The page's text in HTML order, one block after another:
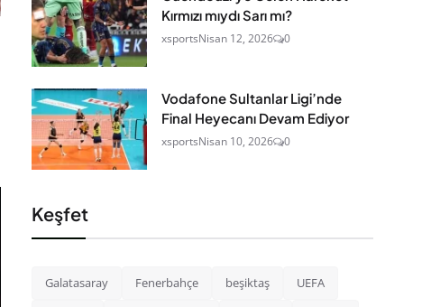
Kırmızı mıydı Sarı mı?
xsportsNisan 12, 2026 0
Vodafone Sultanlar Ligi’nde
Final Heyecanı Devam Ediyor
xsportsNisan 10, 2026 0
Keşfet
Galatasaray Fenerbahçe beşiktaş UEFA